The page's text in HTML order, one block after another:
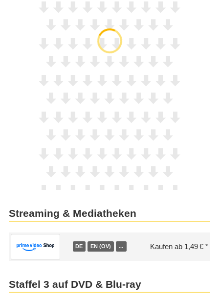
Streaming & Mediatheken
DE EN (OV) … Kaufen ab 1,49 €
Staffel 3 auf DVD & Blu-ray